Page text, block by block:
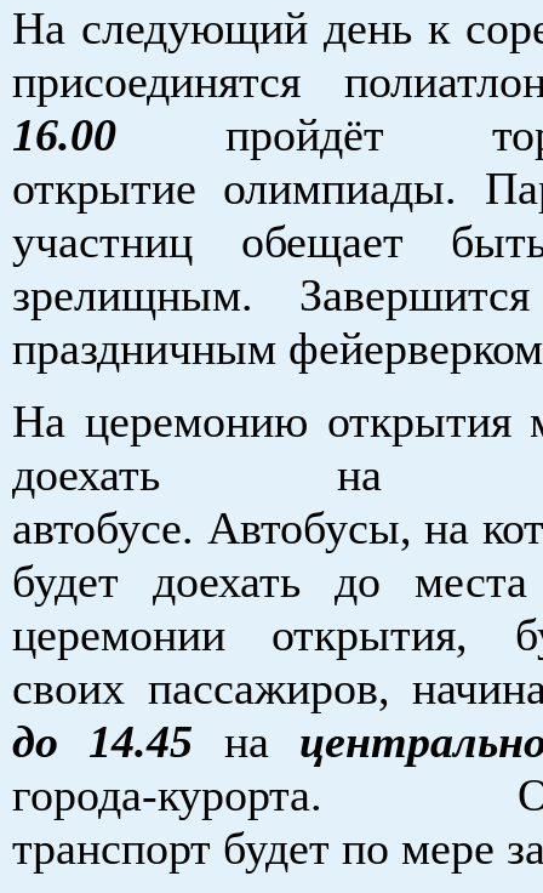
На следующий день к
присоединятся
16.00 пройдёт
открытие олимпиады.
участниц обещает
зрелищным.
праздничным
На церемонию открытия
доехать на
автобусе. Автобусы, на
будет доехать до места
церемонии открытия,
своих пассажиров,
до 14.45 на
города-курорта.
транспорт будет по мере